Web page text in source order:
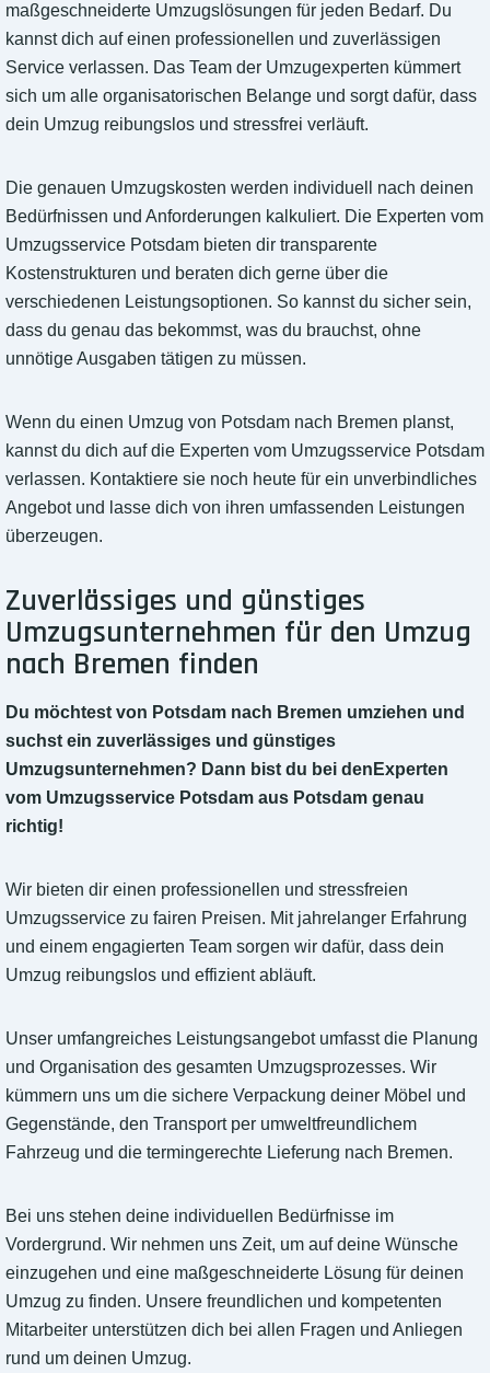
maßgeschneiderte Umzugslösungen für jeden Bedarf. Du
kannst dich auf einen professionellen und zuverlässigen
Service verlassen. Das Team der Umzugexperten kümmert
sich um alle organisatorischen Belange und sorgt dafür, dass
dein Umzug reibungslos und stressfrei verläuft.
Die genauen Umzugskosten werden individuell nach deinen
Bedürfnissen und Anforderungen kalkuliert. Die Experten vom
Umzugsservice Potsdam bieten dir transparente
Kostenstrukturen und beraten dich gerne über die
verschiedenen Leistungsoptionen. So kannst du sicher sein,
dass du genau das bekommst, was du brauchst, ohne
unnötige Ausgaben tätigen zu müssen.
Wenn du einen Umzug von Potsdam nach Bremen planst,
kannst du dich auf die Experten vom Umzugsservice Potsdam
verlassen. Kontaktiere sie noch heute für ein unverbindliches
Angebot und lasse dich von ihren umfassenden Leistungen
überzeugen.
Zuverlässiges und günstiges
Umzugsunternehmen für den Umzug
nach Bremen finden
Du möchtest von Potsdam nach Bremen umziehen und
suchst ein zuverlässiges und günstiges
Umzugsunternehmen? Dann bist du bei denExperten
vom Umzugsservice Potsdam aus Potsdam genau
richtig!
Wir bieten dir einen professionellen und stressfreien
Umzugsservice zu fairen Preisen. Mit jahrelanger Erfahrung
und einem engagierten Team sorgen wir dafür, dass dein
Umzug reibungslos und effizient abläuft.
Unser umfangreiches Leistungsangebot umfasst die Planung
und Organisation des gesamten Umzugsprozesses. Wir
kümmern uns um die sichere Verpackung deiner Möbel und
Gegenstände, den Transport per umweltfreundlichem
Fahrzeug und die termingerechte Lieferung nach Bremen.
Bei uns stehen deine individuellen Bedürfnisse im
Vordergrund. Wir nehmen uns Zeit, um auf deine Wünsche
einzugehen und eine maßgeschneiderte Lösung für deinen
Umzug zu finden. Unsere freundlichen und kompetenten
Mitarbeiter unterstützen dich bei allen Fragen und Anliegen
rund um deinen Umzug.